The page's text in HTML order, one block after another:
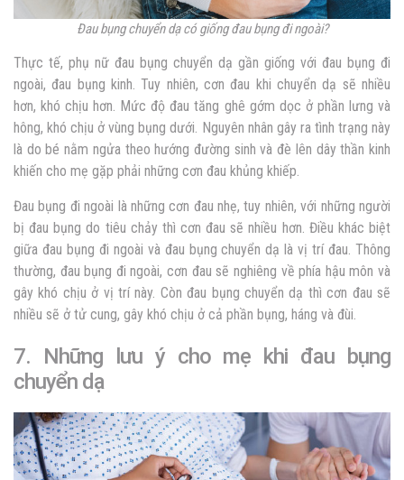
Đau bụng chuyển dạ có giống đau bụng đi ngoài?
Thực tế, phụ nữ đau bụng chuyển dạ gần giống với đau bụng đi
ngoài, đau bụng kinh. Tuy nhiên, cơn đau khi chuyển dạ sẽ nhiều
hơn, khó chịu hơn. Mức độ đau tăng ghê gớm dọc ở phần lưng và
hông, khó chịu ở vùng bụng dưới. Nguyên nhân gây ra tình trạng này
là do bé nằm ngửa theo hướng đường sinh và đè lên dây thần kinh
khiến cho mẹ gặp phải những cơn đau khủng khiếp.
Đau bụng đi ngoài là những cơn đau nhẹ, tuy nhiên, với những người
bị đau bụng do tiêu chảy thì cơn đau sẽ nhiều hơn. Điều khác biệt
giữa đau bụng đi ngoài và đau bụng chuyển dạ là vị trí đau. Thông
thường, đau bụng đi ngoài, cơn đau sẽ nghiêng về phía hậu môn và
gây khó chịu ở vị trí này. Còn đau bụng chuyển dạ thì cơn đau sẽ
nhiều sẽ ở tử cung, gây khó chịu ở cả phần bụng, háng và đùi.
7. Những lưu ý cho mẹ khi đau bụng
chuyển dạ